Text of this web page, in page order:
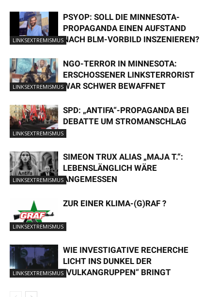
LINKSEXTREMISMUS
PSYOP: SOLL DIE MINNESOTA-
PROPAGANDA EINEN AUFSTAND
NACH BLM-VORBILD INSZENIEREN?
LINKSEXTREMISMUS
NGO-TERROR IN MINNESOTA:
ERSCHOSSENER LINKSTERRORIST
WAR SCHWER BEWAFFNET
LINKSEXTREMISMUS
SPD: „ANTIFA“-PROPAGANDA BEI
DEBATTE UM STROMANSCHLAG
LINKSEXTREMISMUS
SIMEON TRUX ALIAS „MAJA T.“:
LEBENSLÄNGLICH WÄRE
ANGEMESSEN
LINKSEXTREMISMUS
ZUR EINER KLIMA-(G)RAF ?
LINKSEXTREMISMUS
WIE INVESTIGATIVE RECHERCHE
LICHT INS DUNKEL DER
„VULKANGRUPPEN“ BRINGT